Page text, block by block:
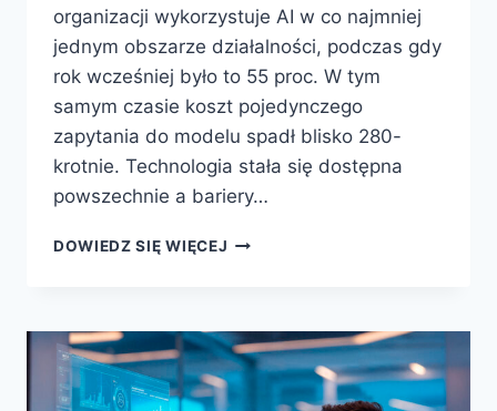
organizacji wykorzystuje AI w co najmniej
jednym obszarze działalności, podczas gdy
rok wcześniej było to 55 proc. W tym
samym czasie koszt pojedynczego
zapytania do modelu spadł blisko 280-
krotnie. Technologia stała się dostępna
powszechnie a bariery…
DOWIEDZ SIĘ WIĘCEJ